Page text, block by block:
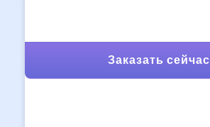
Заказать сейчас